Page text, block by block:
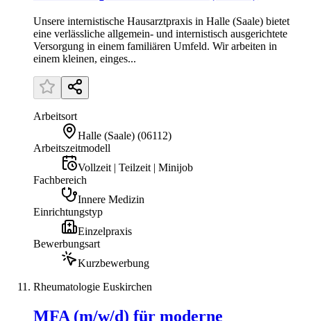
Unsere internistische Hausarztpraxis in Halle (Saale) bietet
eine verlässliche allgemein- und internistisch ausgerichtete
Versorgung in einem familiären Umfeld. Wir arbeiten in
einem kleinen, einges...
Arbeitsort
Halle (Saale) (06112)
Arbeitszeitmodell
Vollzeit | Teilzeit | Minijob
Fachbereich
Innere Medizin
Einrichtungstyp
Einzelpraxis
Bewerbungsart
Kurzbewerbung
Rheumatologie Euskirchen
MFA (m/w/d) für moderne